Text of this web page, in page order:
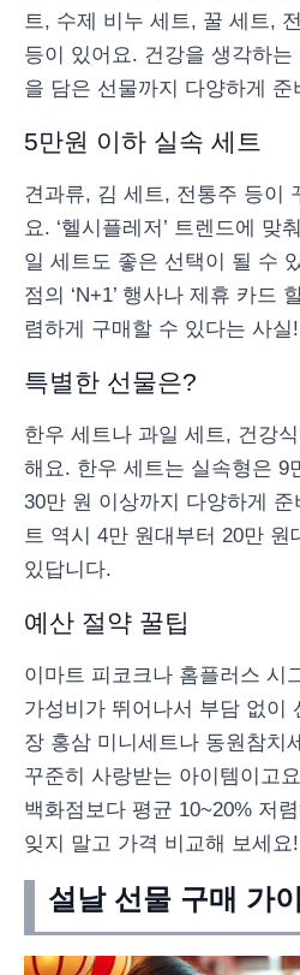
트, 수제 비누 세트, 꿀 세트,
등이 있어요. 건강을 생각하
을 담은 선물까지 다양하게 준
5만원 이하 실속 세트
견과류, 김 세트, 전통주 등이
요. ‘헬시플레저’ 트렌드에 맞
일 세트도 좋은 선택이 될 수
점의 ‘N+1’ 행사나 제휴 카드
렴하게 구매할 수 있다는 사실!
특별한 선물은?
한우 세트나 과일 세트, 건강
해요. 한우 세트는 실속형은 9
30만 원 이상까지 다양하게
트 역시 4만 원대부터 20만
있답니다.
예산 절약 꿀팁
이마트 피코크나 홈플러스 시
가성비가 뛰어나서 부담 없이
장 홍삼 미니세트나 동원참치
꾸준히 사랑받는 아이템이고
백화점보다 평균 10~20% 저
잊지 말고 가격 비교해 보세요!
설날 선물 구매 가